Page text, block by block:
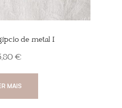
de metal I
€
MAIS